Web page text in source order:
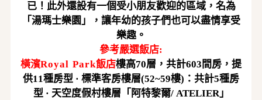
已！此外還設有一個受小朋友歡迎的區域，名為
「湯瑪士樂園」，讓年幼的孩子們也可以盡情享受
樂趣。
參考嚴選飯店:
橫濱Royal Park飯店樓高70層，共計603間房，提
供11種房型 · 標準客房樓層(52~59樓)：共計5種房
型 · 天空度假村樓層「阿特黎爾/ ATELIER」